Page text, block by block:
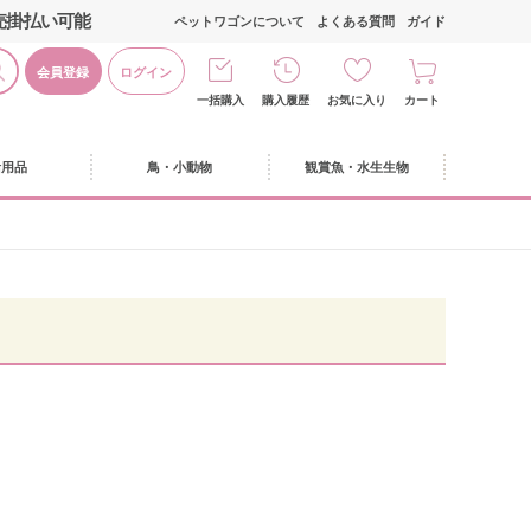
掛払い可能
会員登録 ログイン
ペットワゴンについて よくある質問 ガイド
一括購入 購入履歴 お気に入り カート
品 鳥・小動物 観賞魚・水生生物